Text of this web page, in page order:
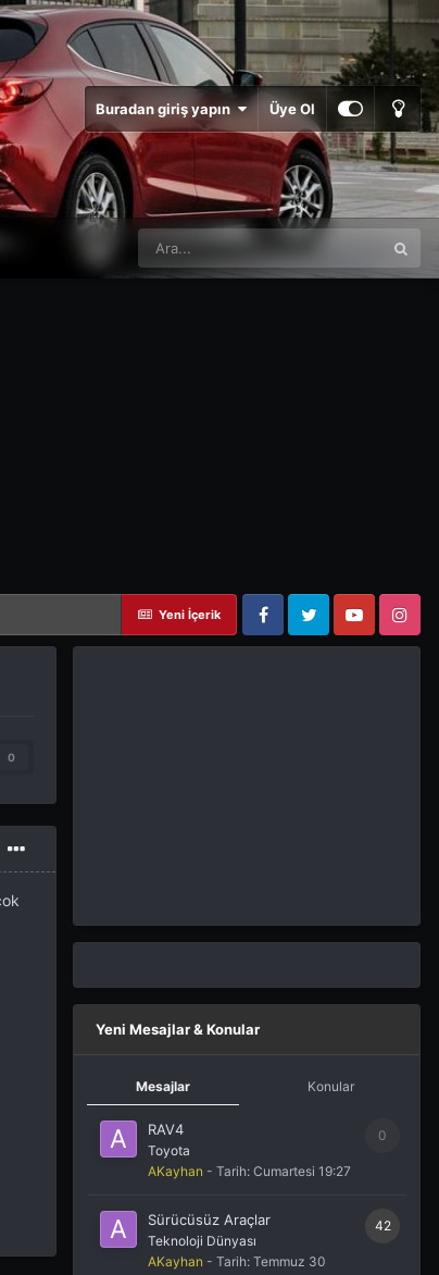
Buradan giriş yapın Üye Ol
Yeni İçerik
FacebookTwitter YouTube Instagram
0
Yeni Mesajlar & Konular
Mesajlar Konular
0
RAV4
Toyota
AKayhan - Tarih: Cumartesi 19:27
42
Sürücüsüz Araçlar
Teknoloji Dünyası
AKayhan - Tarih: Temmuz 30